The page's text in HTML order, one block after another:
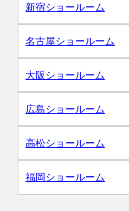
新宿ショールーム
名古屋ショールーム
大阪ショールーム
広島ショールーム
高松ショールーム
福岡ショールーム